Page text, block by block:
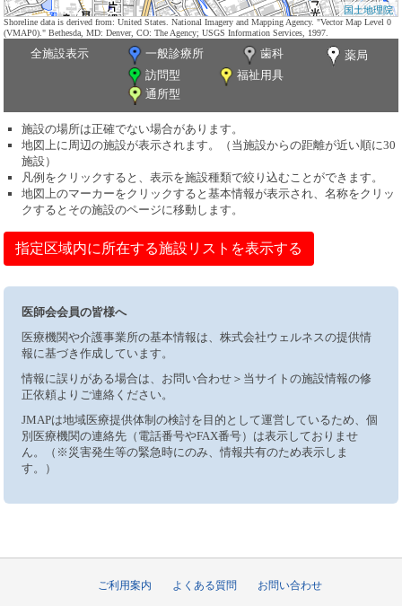
国土地理院
Shoreline data is derived from: United States. National Imagery and Mapping Agency. "Vector Map Level 0
(VMAP0)." Bethesda, MD: Denver, CO: The Agency; USGS Information Services, 1997.
全施設表示 一般診療所 歯科
薬局
訪問型
福祉用具
通所型
施設の場所は正確でない場合があります。
地図上に周辺の施設が表示されます。（当施設からの距離が近い順に30
施設）
凡例をクリックすると、表示を施設種類で絞り込むことができます。
地図上のマーカーをクリックすると基本情報が表示され、名称をクリッ
クするとその施設のページに移動します。
指定区域内に所在する施設リストを表示する
医師会会員の皆様へ
医療機関や介護事業所の基本情報は、株式会社ウェルネスの提供情
報に基づき作成しています。
情報に誤りがある場合は、お問い合わせ＞当サイトの施設情報の修
正依頼よりご連絡ください。
JMAPは地域医療提供体制の検討を目的として運営しているため、個
別医療機関の連絡先（電話番号やFAX番号）は表示しておりませ
ん。（※災害発生等の緊急時にのみ、情報共有のため表示しま
す。）
ご利用案内 よくある質問 お問い合わせ